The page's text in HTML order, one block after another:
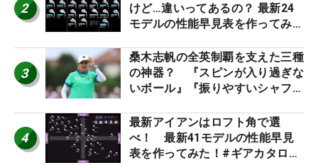
2
けど…違いってあるの？ 最新24
モデルの性能早見表を作ってみ
3
桑木志帆の全英制覇を支えた三種
の神器？ 『スピンが入り過ぎな
いボール』『振りやすいシャフ
ー』 #女子プロセッティング
4
最新アイアンはロフト角で選
べ！ 最新41モデルの性能早見
表を作ってみた！#ギアカタログ